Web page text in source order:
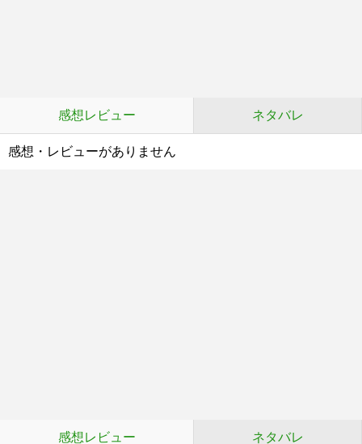
感想レビュー ネタバレ
感想・レビューがありません
感想レビュー ネタバレ